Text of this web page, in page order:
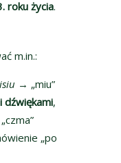
roku życia.
m.in.:
→ „miu”
dźwiękami,
„po